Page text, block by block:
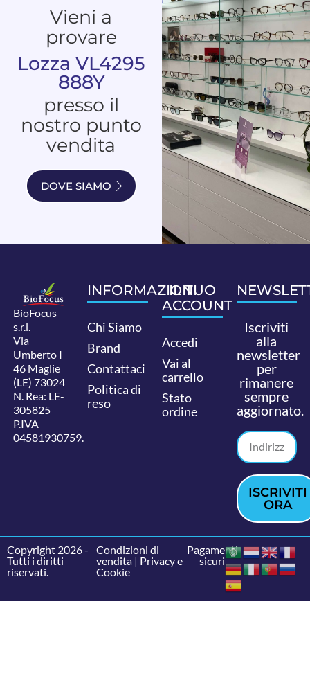
Vieni a
provare
Lozza VL4295
888Y
presso il
nostro punto
vendita
DOVE SIAMO
BioFocus
s.r.l.
Via
Umberto I
46 Maglie
(LE) 73024
N. Rea: LE-
305825
P.IVA
04581930759.
INFORMAZIONI
Chi Siamo
Brand
Contattaci
Politica di
reso
IL TUO
ACCOUNT
Accedi
Vai al
carrello
Stato
ordine
Iscriviti
alla
newsletter
per
rimanere
sempre
aggiornato.
ISCRIVITI
ORA
Copyright 2026 -
Tutti i diritti
riservati.
Condizioni di
vendita| Privacy e
Cookie
Pagamenti
sicuri